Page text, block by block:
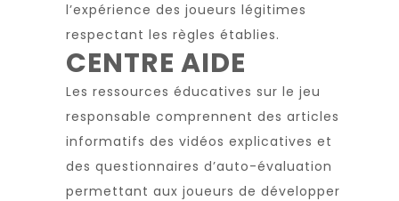
l’expérience des joueurs légitimes
respectant les règles établies.
CENTRE AIDE
Les ressources éducatives sur le jeu
responsable comprennent des articles
informatifs des vidéos explicatives et
des questionnaires d’auto-évaluation
permettant aux joueurs de développer